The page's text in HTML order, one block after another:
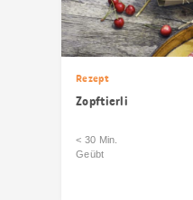
Rezept
Zopftierli
< 30 Min.
Geübt